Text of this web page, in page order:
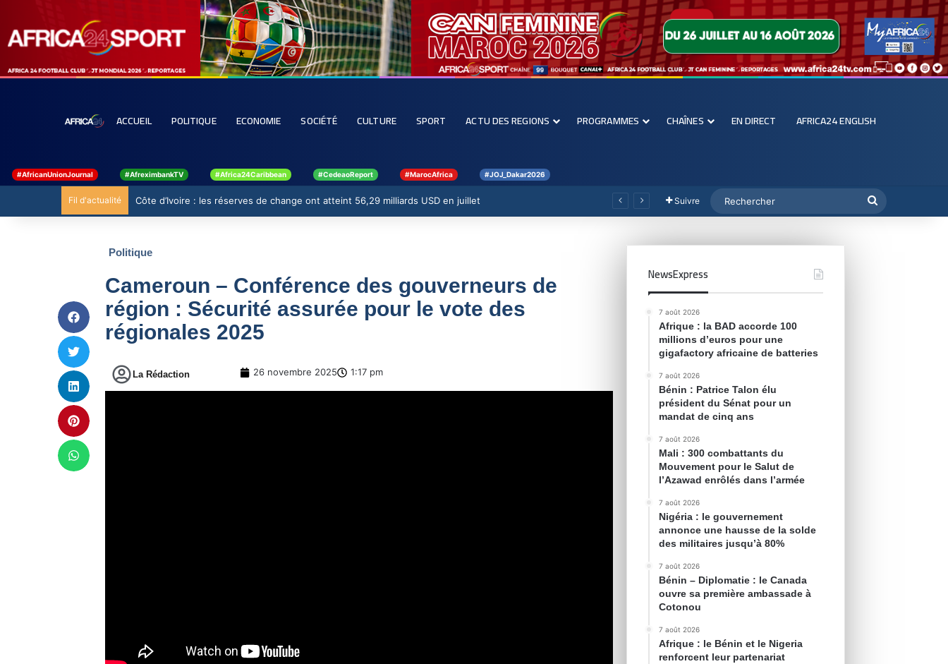
ACCUEIL POLITIQUE ECONOMIE SOCIÉTÉ CULTURE SPORT ACTU DES REGIONS PROGRAMMES CHAÎNES EN DIRECT AFRICA24 ENGLISH
#AfricanUnionJournal #AfreximbankTV #Africa24Caribbean #CedeaoReport #MarocAfrica #JOJ_Dakar2026
Fil d'actualité Côte d’Ivoire : les réserves de change ont atteint 56,29 milliards USD en juillet Suivre
Politique
Cameroun – Conférence des gouverneurs de
région : Sécurité assurée pour le vote des
régionales 2025
La Rédaction 26 novembre 2025 1:17 pm
NewsExpress
7 août 2026
Afrique : la BAD accorde 100
millions d’euros pour une
gigafactory africaine de batteries
7 août 2026
Bénin : Patrice Talon élu
président du Sénat pour un
mandat de cinq ans
7 août 2026
Mali : 300 combattants du
Mouvement pour le Salut de
l’Azawad enrôlés dans l’armée
7 août 2026
Nigéria : le gouvernement
annonce une hausse de la solde
des militaires jusqu’à 80%
7 août 2026
Bénin – Diplomatie : le Canada
ouvre sa première ambassade à
Cotonou
7 août 2026
Afrique : le Bénin et le Nigeria
renforcent leur partenariat